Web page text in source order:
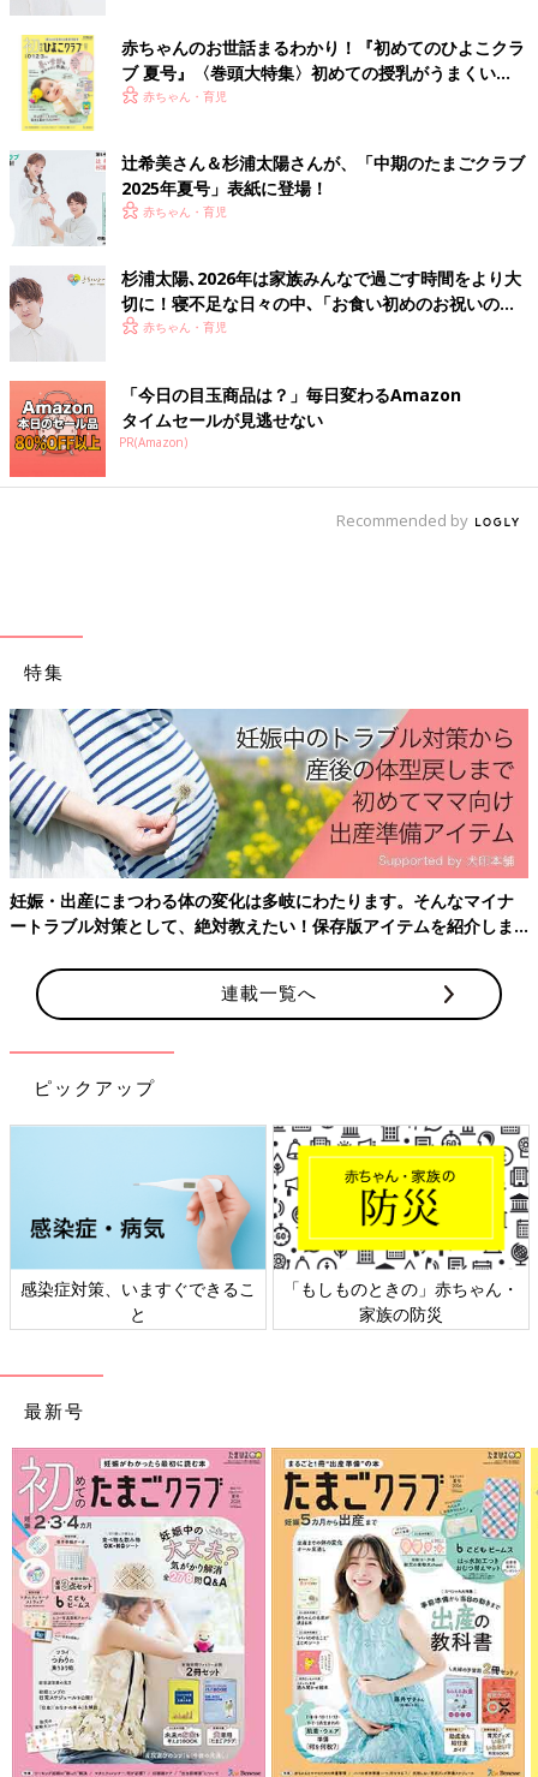
【動画】4回目の妊娠・出産ですが、 初
産の気持ちで挑みます！辻希美さんイン
の声をいただいたそうです。4回目の妊娠・出
産ってどんな気持ちなんだろう？辻さんが今の
正直な胸の内を明かしてくれました。
終始やさしいトーンで、すべてていねいに答えてくれた杉浦さ
ん。家事も育児も“ママのお手伝い”ではなく、“自分が必ずやるべ
きあたりまえのこと”として捉えている姿が印象的でした。
杉浦太陽（すぎうらたいよう）
Profile
1981年生まれ。俳優。「ウルトラマンコスモス」に主演し、話
題に。2007年にタレントの辻希美さんと結婚。2018年には第4子
の3男が誕生。たまひよ「理想のパパ」ランキングの常連で、20
※辻希美さんの辻の字は、しんにょうの点１つが正式表記です
ひよこクラブ 2020年10月号
赤ちゃんのお世話まるわかり！『初めてのひよこクラ
ブ 夏号』〈巻頭大特集〉初めての授乳がうまくい
く！ おっぱい・ミルクの基本と夏のトラブル 解決テ
赤ちゃん・育児
辻希美さん＆杉浦太陽さんが、「中期のたまごクラブ
2025年夏号」表紙に登場！
赤ちゃん・育児
杉浦太陽､2026年は家族みんなで過ごす時間をより大
切に！寝不足な日々の中､「お食い初めのお祝いの鯛
は絶対に釣る！」を実現
赤ちゃん・育児
「今日の目玉商品は？」毎日変わるAmazon
タイムセールが見逃せない
PR(Amazon)
Recommended by
特集
妊娠・出産にまつわる体の変化は多岐にわたります。そんなマイナ
ートラブル対策として、絶対教えたい！保存版アイテムを紹介しま
連載一覧へ
ピックアップ
感染症対策、いますぐできるこ
と
「もしものときの」赤ちゃん・
家族の防災
最新号